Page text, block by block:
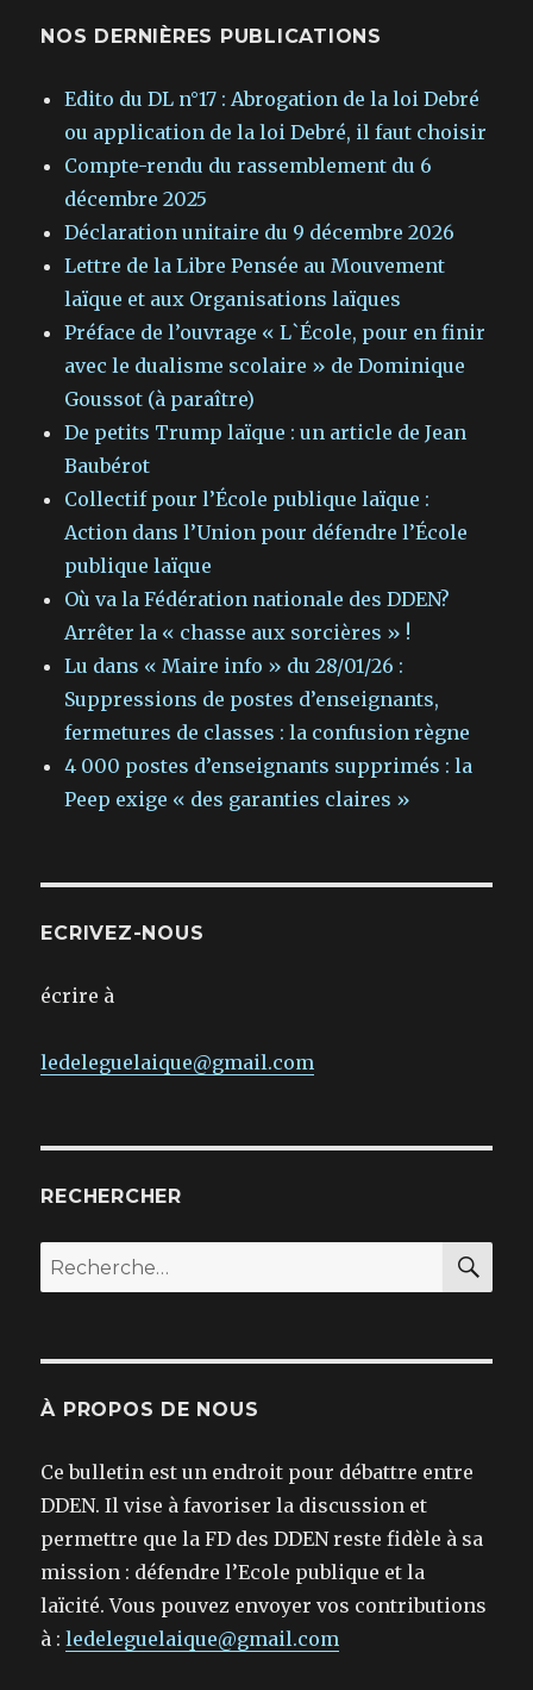
NOS DERNIÈRES PUBLICATIONS
Edito du DL n°17 : Abrogation de la loi Debré
ou application de la loi Debré, il faut choisir
Compte-rendu du rassemblement du 6
décembre 2025
Déclaration unitaire du 9 décembre 2026
Lettre de la Libre Pensée au Mouvement
laïque et aux Organisations laïques
Préface de l’ouvrage « L`École, pour en finir
avec le dualisme scolaire » de Dominique
Goussot (à paraître)
De petits Trump laïque : un article de Jean
Baubérot
Collectif pour l’École publique laïque :
Action dans l’Union pour défendre l’École
publique laïque
Où va la Fédération nationale des DDEN?
Arrêter la « chasse aux sorcières » !
Lu dans « Maire info » du 28/01/26 :
Suppressions de postes d’enseignants,
fermetures de classes : la confusion règne
4 000 postes d’enseignants supprimés : la
Peep exige « des garanties claires »
ECRIVEZ-NOUS
écrire à
ledeleguelaique@gmail.com
RECHERCHER
Recherche
pour :
À PROPOS DE NOUS
Ce bulletin est un endroit pour débattre entre
DDEN. Il vise à favoriser la discussion et
permettre que la FD des DDEN reste fidèle à sa
mission : défendre l’Ecole publique et la
laïcité. Vous pouvez envoyer vos contributions
à :ledeleguelaique@gmail.com